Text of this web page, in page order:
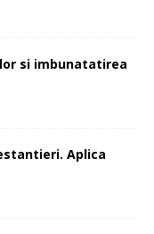
si imbunatatirea
Aplica